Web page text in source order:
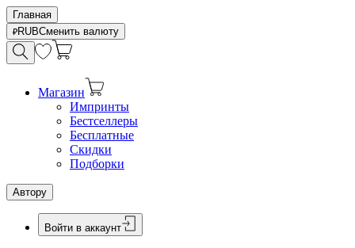
Главная
RUBСменить валюту
Магазин
Импринты
Бестселлеры
Бесплатные
Скидки
Подборки
Автору
Войти в аккаунт